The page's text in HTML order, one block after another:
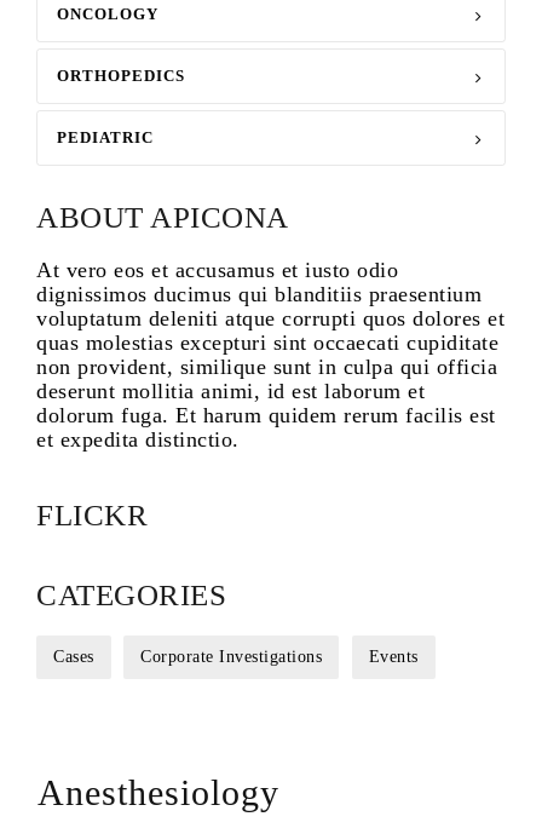
ONCOLOGY
ORTHOPEDICS
PEDIATRIC
ABOUT APICONA
At vero eos et accusamus et iusto odio
dignissimos ducimus qui blanditiis praesentium
voluptatum deleniti atque corrupti quos dolores et
quas molestias excepturi sint occaecati cupiditate
non provident, similique sunt in culpa qui officia
deserunt mollitia animi, id est laborum et
dolorum fuga. Et harum quidem rerum facilis est
et expedita distinctio.
FLICKR
CATEGORIES
Cases Corporate Investigations Events
Anesthesiology